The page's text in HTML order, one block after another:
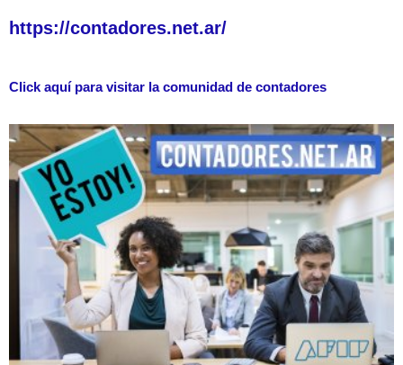
https://contadores.net.ar/
Click aquí para visitar la comunidad de contadores